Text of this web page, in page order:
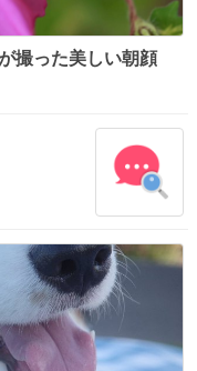
撮った美しい朝顔